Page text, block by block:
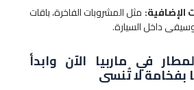
مثل المشروبات الفاخرة، باقات
داخل السيارة.
في ماربيا الآن وابدأ
بفخامة لا تُنسى